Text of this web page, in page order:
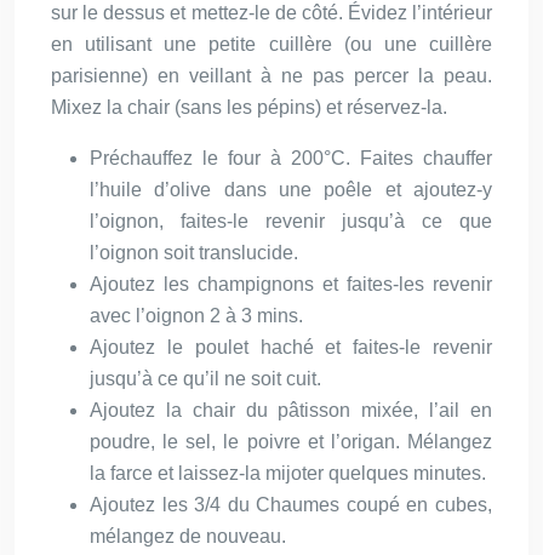
sur le dessus et mettez-le de côté. Évidez l’intérieur
en utilisant une petite cuillère (ou une cuillère
parisienne) en veillant à ne pas percer la peau.
Mixez la chair (sans les pépins) et réservez-la.
Préchauffez le four à 200°C. Faites chauffer
l’huile d’olive dans une poêle et ajoutez-y
l’oignon, faites-le revenir jusqu’à ce que
l’oignon soit translucide.
Ajoutez les champignons et faites-les revenir
avec l’oignon 2 à 3 mins.
Ajoutez le poulet haché et faites-le revenir
jusqu’à ce qu’il ne soit cuit.
Ajoutez la chair du pâtisson mixée, l’ail en
poudre, le sel, le poivre et l’origan. Mélangez
la farce et laissez-la mijoter quelques minutes.
Ajoutez les 3/4 du Chaumes coupé en cubes,
mélangez de nouveau.